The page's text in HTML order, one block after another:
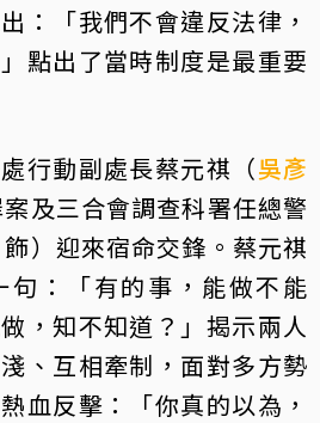
：「我們不會違反法律，
點出了當時制度是最重要
行動副處長蔡元祺（吳彥
及三合會調查科署任總警
飾）迎來宿命交鋒。蔡元祺
句：「有的事，能做不能
，知不知道？」揭示兩人
、互相牽制，面對多方勢
血反擊：「你真的以為，